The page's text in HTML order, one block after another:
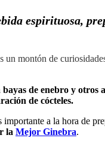
espirituosa,
montón de
de enebro y otros
de cócteles.
a la hora de
la Mejor Ginebra.